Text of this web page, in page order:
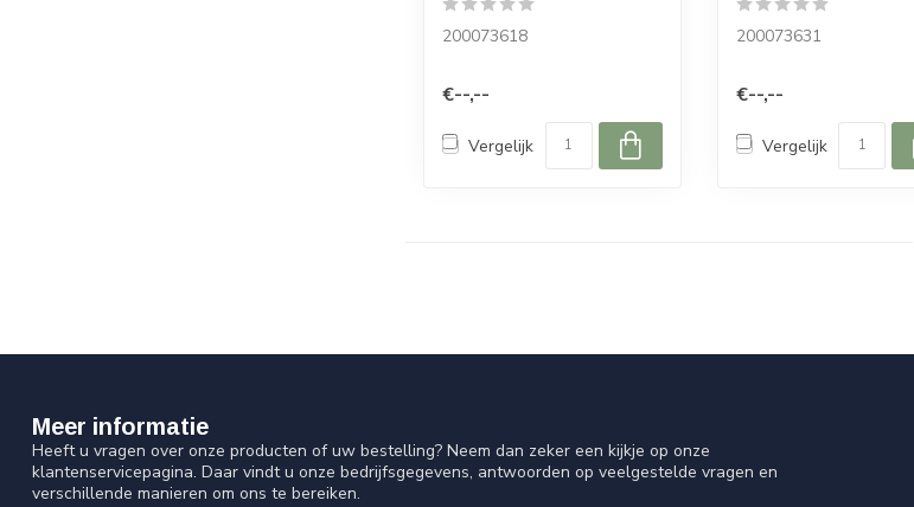
200073618
€--,--
Vergelijk
200073631
€--,--
Vergelijk
Meer informatie
Heeft u vragen over onze producten of uw bestelling? Neem dan zeker een kijkje op onze
klantenservicepagina. Daar vindt u onze bedrijfsgegevens, antwoorden op veelgestelde vragen en
verschillende manieren om ons te bereiken.